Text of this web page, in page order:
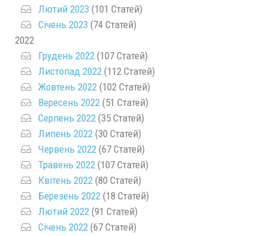
Лютий 2023 (101 Статей)
Січень 2023 (74 Статей)
2022
Грудень 2022 (107 Статей)
Листопад 2022 (112 Статей)
Жовтень 2022 (102 Статей)
Вересень 2022 (51 Статей)
Серпень 2022 (35 Статей)
Липень 2022 (30 Статей)
Червень 2022 (67 Статей)
Травень 2022 (107 Статей)
Квітень 2022 (80 Статей)
Березень 2022 (18 Статей)
Лютий 2022 (91 Статей)
Січень 2022 (67 Статей)